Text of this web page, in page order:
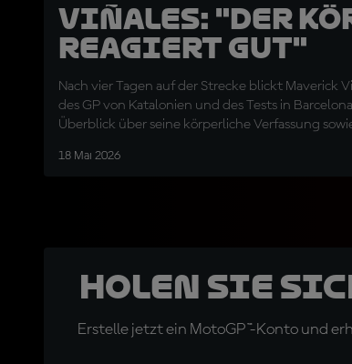
Viñales: "Der
reagiert gut"
Nach vier Tagen auf der Strecke blickt Maverick
des GP von Katalonien und des Tests in
Überblick über seine körperliche Verfassung
18 Mai 2026
Holen Sie
Erstelle jetzt ein MotoGP™-Konto und